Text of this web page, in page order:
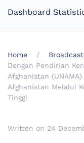
Dashboard
Home Broadcast
Dengan Pendirian
Afghanistan
Afghanistan Melalui
Tinggi
Written on 24